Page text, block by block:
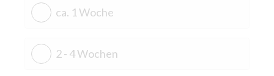
ca. 1 Woche
2 - 4 Wochen